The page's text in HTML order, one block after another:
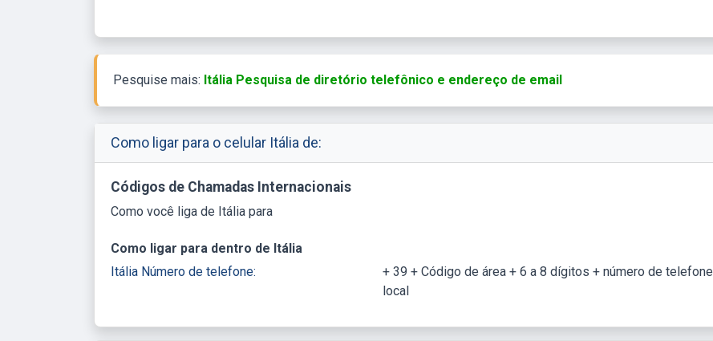
Pesquise mais: Itália Pesquisa de diretório telefônico e endereço de email
Como ligar para o celular Itália de:
Códigos de Chamadas Internacionais
Como você liga de Itália para
Como ligar para dentro de Itália
Itália Número de telefone:
+ 39 + Código de área + 6 a 8 dígitos + número de telefone
local